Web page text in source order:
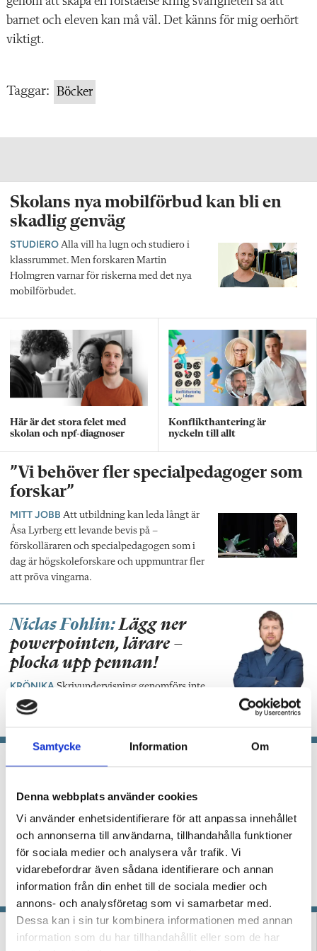
Samtycke Information Om
Denna webbplats använder cookies
Vi använder enhetsidentifierare för att anpassa innehållet
och annonserna till användarna, tillhandahålla funktioner
för sociala medier och analysera vår trafik. Vi
vidarebefordrar även sådana identifierare och annan
information från din enhet till de sociala medier och
annons- och analysföretag som vi samarbetar med.
Dessa kan i sin tur kombinera informationen med annan
information som du har tillhandahållit eller som de har
barnet och eleven kan må väl. Det känns för mig oerhört
viktigt.
Taggar: Böcker
Skolans nya mobilförbud kan bli en
skadlig genväg
STUDIERO Alla vill ha lugn och studiero i
klassrummet. Men forskaren Martin
Holmgren varnar för riskerna med det nya
mobilförbudet.
Här är det stora felet med
skolan och npf-diagnoser
Konflikthantering är
nyckeln till allt
”Vi behöver fler specialpedagoger som
forskar”
MITT JOBB Att utbildning kan leda långt är
Åsa Lyrberg ett levande bevis på –
förskolläraren och specialpedagogen som i
dag är högskoleforskare och uppmuntrar fler
att pröva vingarna.
Niclas Fohlin:Lägg ner
powerpointen, lärare –
plocka upp pennan!
KRÖNIKA Skrivundervisning genomförs inte
genom att dela ut skrivuppgifter, menar
specialläraren Niclas Fohlin.
Niclas Fohlin:
fiende
KRÖNIKAVerksamheten i samhället som kräver
blind lydnad är inte skolan, inte försvaret, inte
ens våra fängelser – utan de kriminella gängen.
Just därför måste skolan gå åt motsatt håll,
skriver specialläraren Niclas Fohlin.